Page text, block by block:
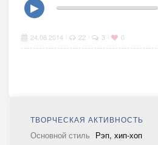
▶
24.08.2014 22 3 0
ТВОРЧЕСКАЯ АКТИВНОСТЬ
Основной стиль Рэп, хип-хоп